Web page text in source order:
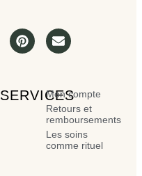
SERVICESMon compte
Retours et
remboursements
Les soins
comme rituel